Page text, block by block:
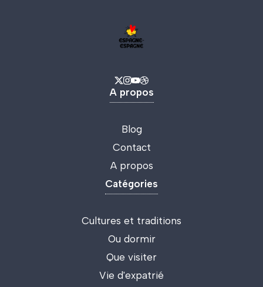
A propos
Blog
Contact
A propos
Catégories
Cultures et traditions
Ou dormir
Que visiter
Vie d'expatrié